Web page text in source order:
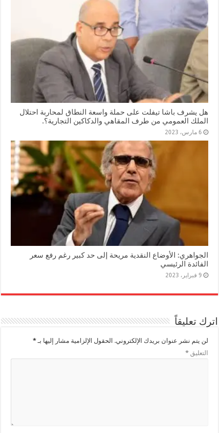
هل يشرف باشا تيفلت على حملة واسعة النطاق لمحاربة احتلال
الملك العمومي من طرف المقاهي والدكاكين التجارية؟.
6 مارس، 2023
الجواهري: الأوضاع النقدية مريحة إلى حد كبير رغم رفع سعر
الفائدة الرئيسي
9 فبراير، 2023
اترك تعليقاً
لن يتم نشر عنوان بريدك الإلكتروني. الحقول الإلزامية مشار إليها بـ*
التعليق*